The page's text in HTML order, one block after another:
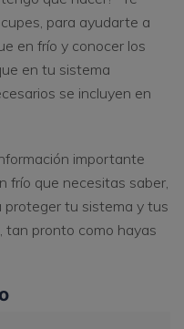
para ayudarte a
en frío y conocer los
en tu sistema
se incluyen en
importante
frío que necesitas saber,
proteger tu sistema y tus
tan pronto como hayas